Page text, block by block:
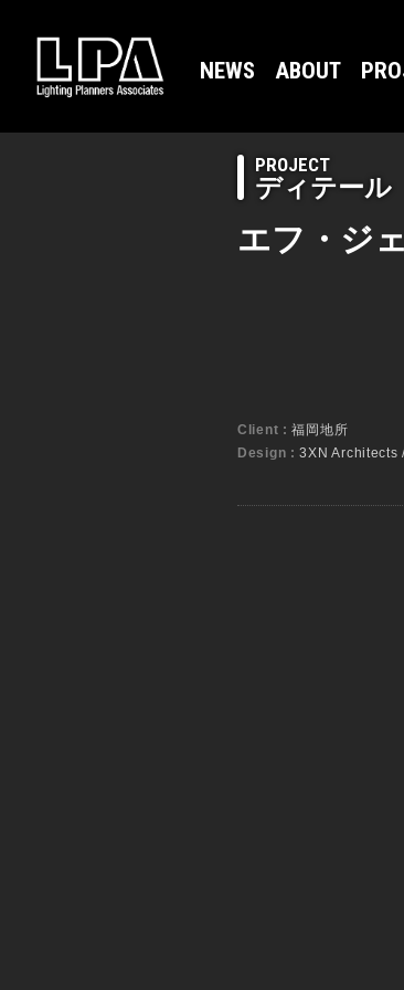
NEWS ABOUT
PROJECT
ディテール
エフ・ジ
Client :福岡地所
Design :3XN Architects